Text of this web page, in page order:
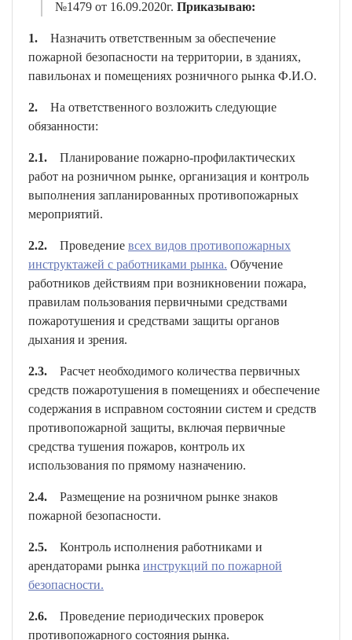
№1479 от 16.09.2020г. Приказываю:
1. Назначить ответственным за обеспечение
пожарной безопасности на территории, в зданиях,
павильонах и помещениях розничного рынка Ф.И.О.
2. На ответственного возложить следующие
обязанности:
2.1. Планирование пожарно-профилактических
работ на розничном рынке, организация и контроль
выполнения запланированных противопожарных
мероприятий.
2.2. Проведение всех видов противопожарных
инструктажей с работниками рынка. Обучение
работников действиям при возникновении пожара,
правилам пользования первичными средствами
пожаротушения и средствами защиты органов
дыхания и зрения.
2.3. Расчет необходимого количества первичных
средств пожаротушения в помещениях и обеспечение
содержания в исправном состоянии систем и средств
противопожарной защиты, включая первичные
средства тушения пожаров, контроль их
использования по прямому назначению.
2.4.
Размещение на розничном рынке знаков
пожарной безопасности.
2.5. Контроль исполнения работниками и
арендаторами рынка инструкций по пожарной
безопасности.
2.6. Проведение периодических проверок
противопожарного состояния рынка.